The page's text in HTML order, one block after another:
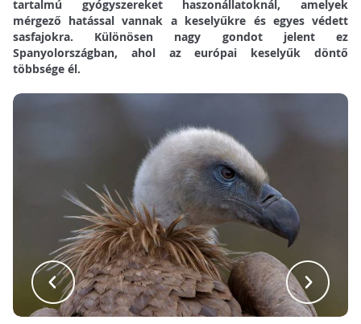
tartalmú gyógyszereket haszonállatoknál, amelyek
mérgező hatással vannak a keselyűkre és egyes védett
sasfajokra. Különösen nagy gondot jelent ez
Spanyolországban, ahol az európai keselyűk döntő
többsége él.